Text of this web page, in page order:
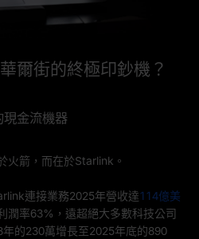
爾街的終極印鈔機？
金流機器
火箭，而在於Starlink。
連接業務2025年營收達114億美
潤率63%，遠超絕大多數科技公司
的230萬增長至2025年底的890